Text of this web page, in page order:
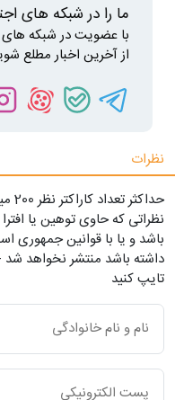
ما را در شبکه های
با عضویت در شبکه های
از آخرین اخبار مطلع
نظرات
حداکثر تعداد کاراکتر نظر 200 ميياشد
نظراتی که حاوی توهین یا
باشد و یا با قوانین جمهوری
داشته باشد منتشر نخواهد شد
تایپ کنید